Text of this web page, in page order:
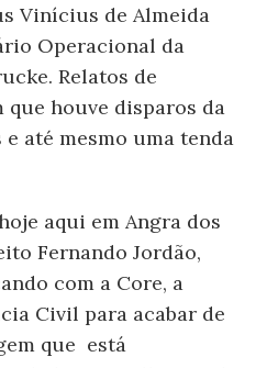
Vinícius de Almeida
Operacional da
Relatos de
houve disparos da
até mesmo uma tenda
aqui em Angra dos
Fernando Jordão,
com a Core, a
Civil para acabar de
que está